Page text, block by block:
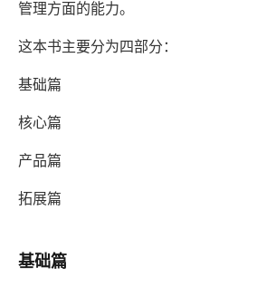
管理方面的能力。
这本书主要分为四部分：
基础篇
核心篇
产品篇
拓展篇
基础篇